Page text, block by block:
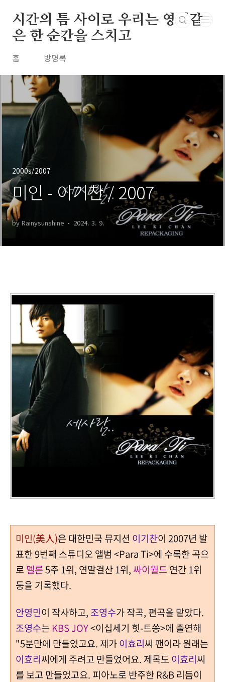
시간의 틈 사이로 우리는 영원같
은 한 순간을 스치고
홈 방명록
2000s/2007
미인 - 이기찬 / 2007
by Rainysunshine 2024. 3. 9.
미인(美人)은 대한민국 뮤지션 이기찬이 2007년 발
표한 9번째 스튜디오 앨범 <Para Ti>에 수록한 곡으
로멜론5주 1위, 연말결산 1위, 싸이월드연간 1위
등을 기록했다.
안영민이 작사하고, 조영수가 작곡, 편곡을 맡았다.
조영수는 KBS JOY<이십세기 힛-트쏭>에 출연해
"5분만에 만들었고요. 제가이효리씨 팬이라 원래는
이효리씨에게 주려고 만들었어요. 제목도이효리씨
를 보고 만들었고요. 피아노로 반주한 R&B 리듬이